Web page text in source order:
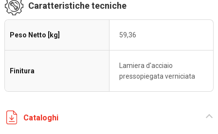
Caratteristiche tecniche
Peso Netto [kg] 59,36
Finitura
Lamiera d'acciaio
pressopiegata verniciata
Cataloghi